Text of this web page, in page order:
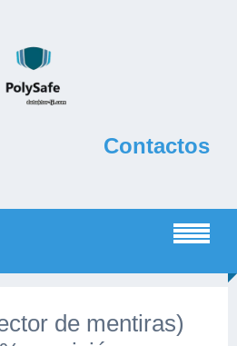
Contactos
de mentiras)